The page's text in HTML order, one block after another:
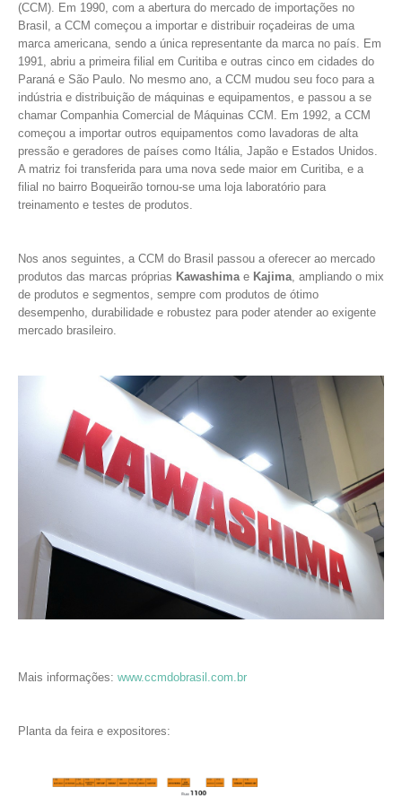
(CCM). Em 1990, com a abertura do mercado de importações no
Brasil, a CCM começou a importar e distribuir roçadeiras de uma
marca americana, sendo a única representante da marca no país. Em
1991, abriu a primeira filial em Curitiba e outras cinco em cidades do
Paraná e São Paulo. No mesmo ano, a CCM mudou seu foco para a
indústria e distribuição de máquinas e equipamentos, e passou a se
chamar Companhia Comercial de Máquinas CCM. Em 1992, a CCM
começou a importar outros equipamentos como lavadoras de alta
pressão e geradores de países como Itália, Japão e Estados Unidos.
A matriz foi transferida para uma nova sede maior em Curitiba, e a
filial no bairro Boqueirão tornou-se uma loja laboratório para
treinamento e testes de produtos.
Nos anos seguintes, a CCM do Brasil passou a oferecer ao mercado
produtos das marcas próprias Kawashimae Kajima, ampliando o mix
de produtos e segmentos, sempre com produtos de ótimo
desempenho, durabilidade e robustez para poder atender ao exigente
mercado brasileiro.
Mais informações: www.ccmdobrasil.com.br
Planta da feira e expositores: